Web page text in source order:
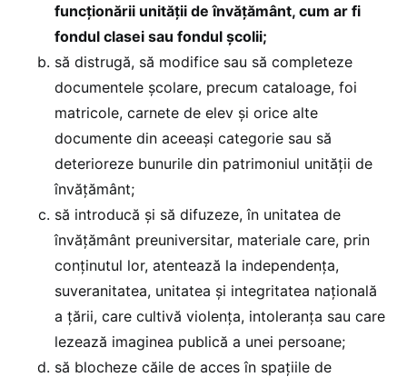
funcționării unității de învățământ, cum ar fi
fondul clasei sau fondul școlii;
să distrugă, să modifice sau să completeze
documentele școlare, precum cataloage, foi
matricole, carnete de elev și orice alte
documente din aceeași categorie sau să
deterioreze bunurile din patrimoniul unității de
învățământ;
să introducă și să difuzeze, în unitatea de
învățământ preuniversitar, materiale care, prin
conținutul lor, atentează la independența,
suveranitatea, unitatea și integritatea națională
a țării, care cultivă violența, intoleranța sau care
lezează imaginea publică a unei persoane;
să blocheze căile de acces în spațiile de